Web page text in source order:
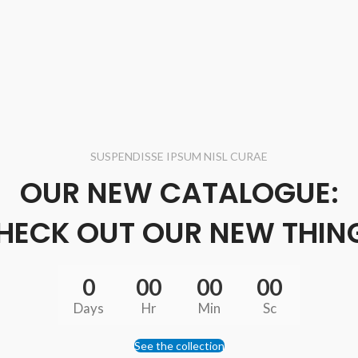
SUSPENDISSE IPSUM NISL CURAE
OUR NEW CATALOGUE:
OUT OUR NEW
0
Days
00
Hr
00
Min
00
Sc
See the collection